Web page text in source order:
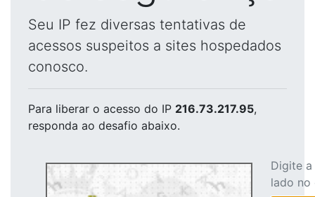
Seu IP fez diversas tentativas de
acessos suspeitos a sites hospedados
conosco.
Para liberar o acesso do IP 216.73.217.95,
responda ao desafio abaixo.
Digite
lado no